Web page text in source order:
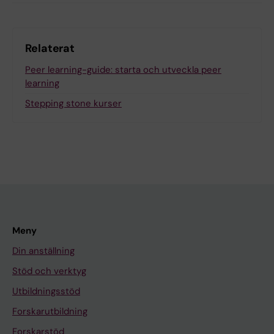
Relaterat
Peer learning-guide: starta och utveckla peer
learning
Stepping stone kurser
Meny
Din anställning
Stöd och verktyg
Utbildningsstöd
Forskarutbildning